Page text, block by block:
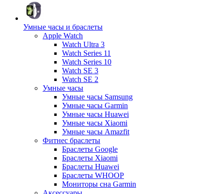
Умные часы и браслеты
Apple Watch
Watch Ultra 3
Watch Series 11
Watch Series 10
Watch SE 3
Watch SE 2
Умные часы
Умные часы Samsung
Умные часы Garmin
Умные часы Huawei
Умные часы Xiaomi
Умные часы Amazfit
Фитнес браслеты
Браслеты Google
Браслеты Xiaomi
Браслеты Huawei
Браслеты WHOOP
Мониторы сна Garmin